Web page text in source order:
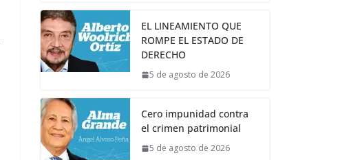
EL LINEAMIENTO QUE
ROMPE EL ESTADO DE
DERECHO
5 de agosto de 2026
Cero impunidad contra
el crimen patrimonial
5 de agosto de 2026